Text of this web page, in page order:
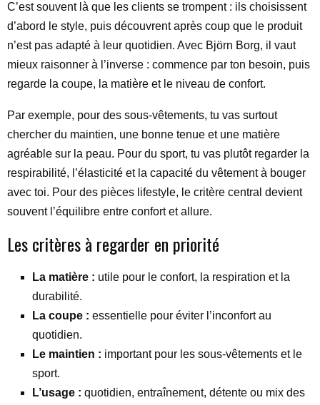
C’est souvent là que les clients se trompent : ils choisissent
d’abord le style, puis découvrent après coup que le produit
n’est pas adapté à leur quotidien. Avec Björn Borg, il vaut
mieux raisonner à l’inverse : commence par ton besoin, puis
regarde la coupe, la matière et le niveau de confort.
Par exemple, pour des sous-vêtements, tu vas surtout
chercher du maintien, une bonne tenue et une matière
agréable sur la peau. Pour du sport, tu vas plutôt regarder la
respirabilité, l’élasticité et la capacité du vêtement à bouger
avec toi. Pour des pièces lifestyle, le critère central devient
souvent l’équilibre entre confort et allure.
Les critères à regarder en priorité
La matière : utile pour le confort, la respiration et la
durabilité.
La coupe : essentielle pour éviter l’inconfort au
quotidien.
Le maintien : important pour les sous-vêtements et le
sport.
L’usage : quotidien, entraînement, détente ou mix des